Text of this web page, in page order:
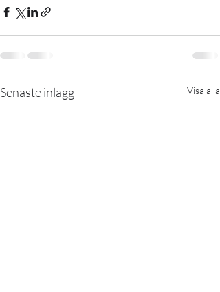
Senaste inlägg Visa alla